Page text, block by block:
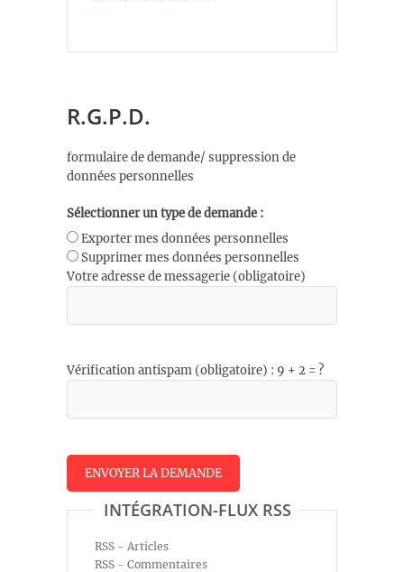
R.G.P.D.
formulaire de demande/ suppression de
données personnelles
Sélectionner un type de demande :
Exporter mes données personnelles
Supprimer mes données personnelles
Votre adresse de messagerie (obligatoire)
Vérification antispam (obligatoire) : 9 + 2 = ?
INTÉGRATION-FLUX RSS
RSS - Articles
RSS - Commentaires